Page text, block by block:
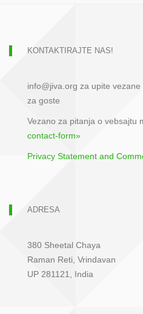
KONTAKTIRAJTE NAS!
info@jiva.org za upite
za goste
Vezano za pitanja o vebsajtu
contact-form»
Privacy Statement and
ADRESA
380 Sheetal Chaya
Raman Reti, Vrindavan
UP 281121, India